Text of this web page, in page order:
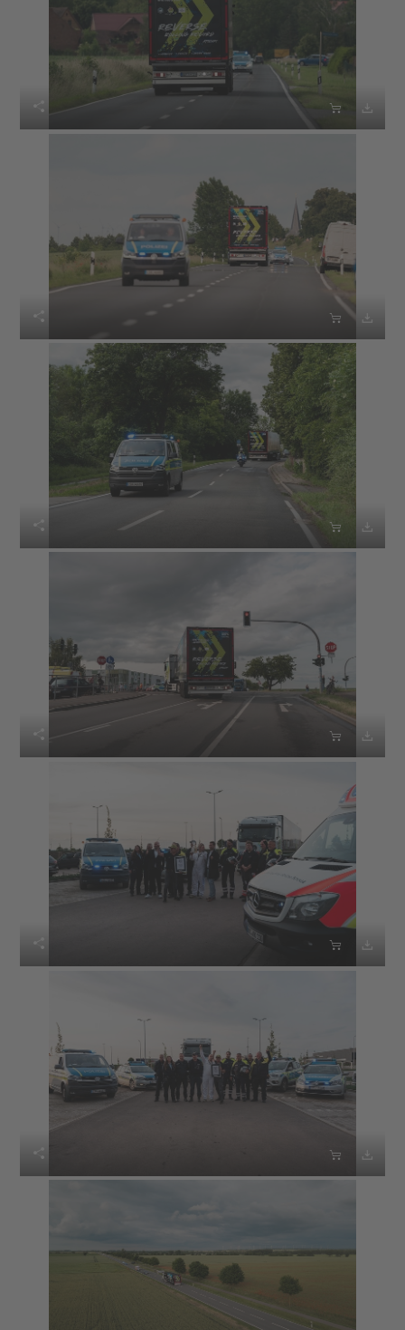
  
  
  
  
  
  